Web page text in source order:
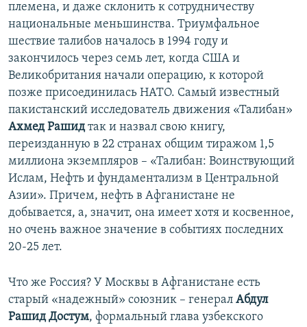
племена, и даже склонить к сотрудничеству
национальные меньшинства. Триумфальное
шествие талибов началось в 1994 году и
закончилось через семь лет, когда США и
Великобритания начали операцию, к которой
позже присоединилась НАТО. Самый известный
пакистанский исследователь движения «Талибан»
Ахмед Рашидтак и назвал свою книгу,
переизданную в 22 странах общим тиражом 1,5
миллиона экземпляров – «Талибан: Воинствующий
Ислам, Нефть и фундаментализм в Центральной
Азии». Причем, нефть в Афганистане не
добывается, а, значит, она имеет хотя и косвенное,
но очень важное значение в событиях последних
20-25 лет.
Что же Россия? У Москвы в Афганистане есть
старый «надежный» союзник – генерал Абдул
Рашид Достум, формальный глава узбекского